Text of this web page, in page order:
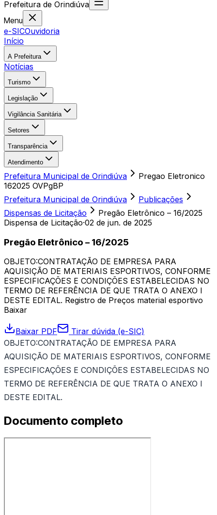
Prefeitura de Orindiúva
Menu
e-SICOuvidoria
Início
A Prefeitura
Notícias
Turismo
Legislação
Vigilância Sanitária
Setores
Transparência
Atendimento
Prefeitura Municipal de Orindiúva
Pregao Eletronico
162025 OVPgBP
Prefeitura Municipal de Orindiúva
Publicações
Dispensas de Licitação
Pregão Eletrônico – 16/2025
Dispensa de Licitação·02 de jun. de 2025
Pregão Eletrônico – 16/2025
OBJETO:CONTRATAÇÃO DE EMPRESA PARA
AQUISIÇÃO DE MATERIAIS ESPORTIVOS, CONFORME
ESPECIFICAÇÕES E CONDIÇÕES ESTABELECIDAS NO
TERMO DE REFERÊNCIA DE QUE TRATA O ANEXO I
DESTE EDITAL. Registro de Preços material esportivo
Baixar
Baixar PDF
Tirar dúvida (e-SIC)
OBJETO:CONTRATAÇÃO DE EMPRESA PARA
AQUISIÇÃO DE MATERIAIS ESPORTIVOS, CONFORME
ESPECIFICAÇÕES E CONDIÇÕES ESTABELECIDAS NO
TERMO DE REFERÊNCIA DE QUE TRATA O ANEXO I
DESTE EDITAL.
Documento completo